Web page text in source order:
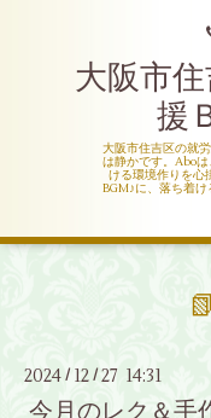
大阪市
援
大阪市住吉区の就
は静かです。Abo
ける環境作りを心
BGM♪に、落ち着
2024 / 12 / 27 14:31
今月のレク＆手